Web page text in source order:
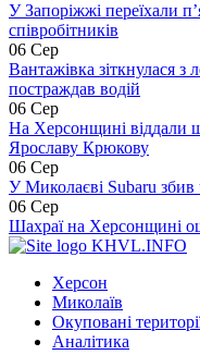
У Запоріжжі переїхали
співробітників
06 Сер
Вантажівка зіткнулася
постраждав водій
06 Сер
На Херсонщині віддали
Ярославу Крюкову
06 Сер
У Миколаєві Subaru збив
06 Сер
Шахраї на Херсонщині
KHVL.INFO
Херсон
Миколаїв
Окуповані
Аналітика